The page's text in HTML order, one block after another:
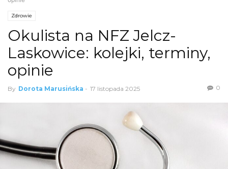
Zdrowie
Okulista na NFZ Jelcz-
Laskowice: kolejki, terminy,
opinie
By Dorota Marusińska - 17 listopada 2025 0